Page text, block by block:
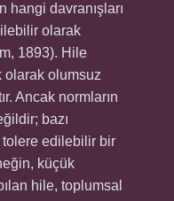
hangi davranışları
olarak
1893). Hile
olarak olumsuz
Ancak normların
bazı
edilebilir bir
küçük
hile, toplumsal